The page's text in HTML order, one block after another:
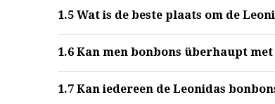
1.5 Wat is de beste plaats om de
1.6 Kan men bonbons überhaupt
1.7 Kan iedereen de Leonidas